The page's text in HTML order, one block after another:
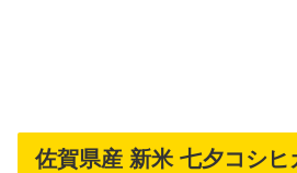
佐賀県産 新米 七夕コシヒ